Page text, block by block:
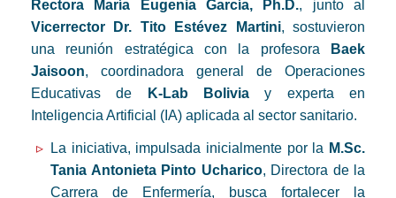
Rectora María Eugenia García, Ph.D., junto al
Vicerrector Dr. Tito Estévez Martini, sostuvieron
una reunión estratégica con la profesora
Baek
Jaisoon, coordinadora general de Operaciones
Educativas de
K-Lab Bolivia y experta en
Inteligencia Artificial (IA) aplicada al sector sanitario.
La iniciativa, impulsada inicialmente por la M.Sc.
Tania Antonieta Pinto Ucharico, Directora de la
Carrera de Enfermería, busca fortalecer la